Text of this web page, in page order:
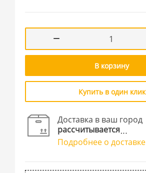
В корзину
Купить в один клик
Доставка в ваш город
рассчитывается
Подробнее о доставке